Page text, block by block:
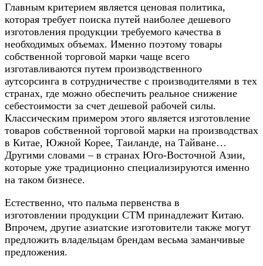
Главным критерием является ценовая политика,
которая требует поиска путей наиболее дешевого
изготовления продукции требуемого качества в
необходимых объемах. Именно поэтому товары
собственной торговой марки чаще всего
изготавливаются путем производственного
аутсорсинга в сотрудничестве с производителями в тех
странах, где можно обеспечить реальное снижение
себестоимости за счет дешевой рабочей силы.
Классическим примером этого является изготовление
товаров собственной торговой марки на производствах
в Китае, Южной Корее, Таиланде, на Тайване…
Другими словами – в странах Юго-Восточной Азии,
которые уже традиционно специализируются именно
на таком бизнесе.
Естественно, что пальма первенства в
изготовлении продукции СТМ принадлежит Китаю.
Впрочем, другие азиатские изготовители также могут
предложить владельцам брендам весьма заманчивые
предложения.